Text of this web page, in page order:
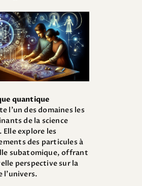
quantique
l’un des domaines les
de la science
Elle explore les
des particules à
subatomique, offrant
perspective sur la
l’univers.